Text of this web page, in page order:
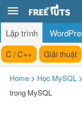
Lập trình
C / C++ Giải thuật
Home > Học MySQL >
trong MySQL